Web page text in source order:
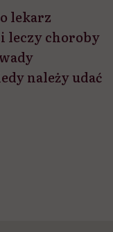
lekarz
leczy choroby
należy udać